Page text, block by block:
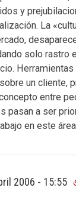
y
La
solo rastro
un cliente,
entre
pasan a ser
en este área
2006 - 15:55